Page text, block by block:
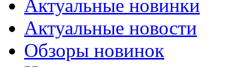
Актуальные новинки
Актуальные новости
Обзоры новинок